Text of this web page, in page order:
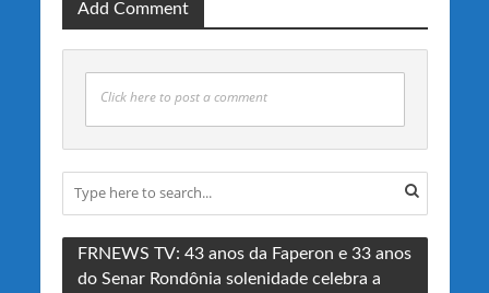
Add Comment
Click here to post a comment
FRNEWS TV: 43 anos da Faperon e 33 anos
do Senar Rondônia solenidade celebra a